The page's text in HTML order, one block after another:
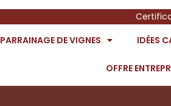
PARRAINAGE DE VIGNES
IDÉES
OFFRE